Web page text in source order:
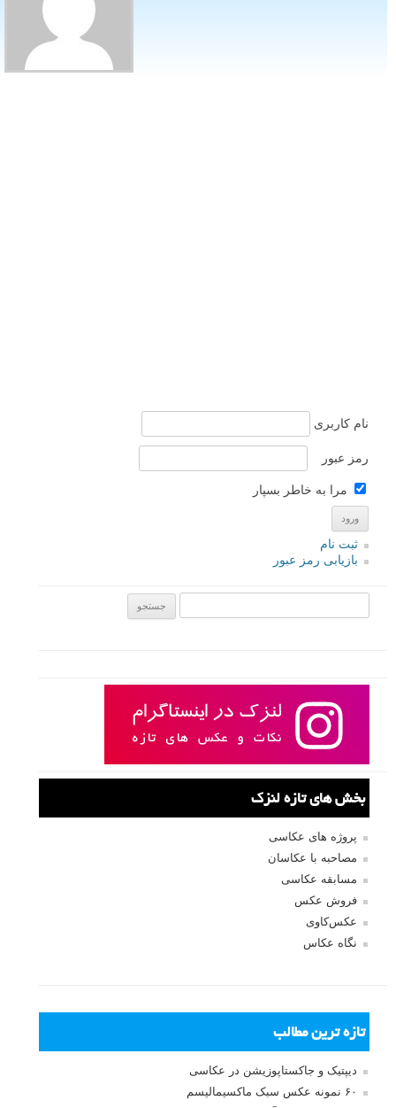
نام کاربری
رمز عبور
مرا به خاطر بسپار
ثبت نام
بازیابی رمز عبور
بخش های تازه لنزک
پروژه های عکاسی
مصاحبه با عکاسان
مسابقه عکاسی
فروش عکس
عکس‌کاوی
نگاه عکاس
تازه ترین مطالب
دیپتیک و جاکستا‌پوزیشن در عکاسی
۶۰ نمونه عکس سبک ماکسیمالیسم